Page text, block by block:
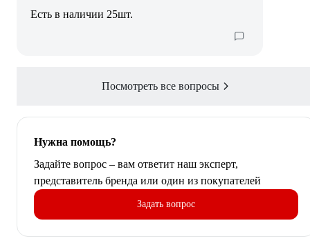
Есть в наличии 25шт.
Посмотреть все вопросы
Нужна помощь?
Задайте вопрос – вам ответит наш эксперт,
представитель бренда или один из покупателей
Задать вопрос